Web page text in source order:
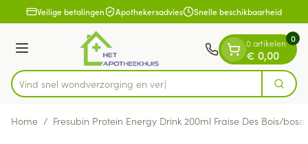
Ga naar de inhoud
1 van 1Veilige betalingen Apothekersadvies Snelle beschikbaarheid
Menu
Product, merk, categorie...
Vind snel wondverzorgin Zoek
0 artikelen
€ 0,00
0
Home / Fresubin Protein Energy Drink 200ml Fraise Des Bois/